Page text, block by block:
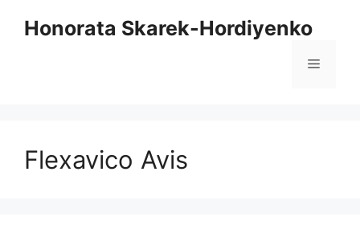
Honorata Skarek-Hordiyenko
Menu
Flexavico Avis